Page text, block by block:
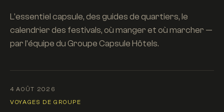
L'essentiel capsule, des guides de quartiers, le
calendrier des festivals, où manger et où marcher —
par l'équipe du Groupe Capsule Hôtels.
4 AOÛT 2026
VOYAGES DE GROUPE